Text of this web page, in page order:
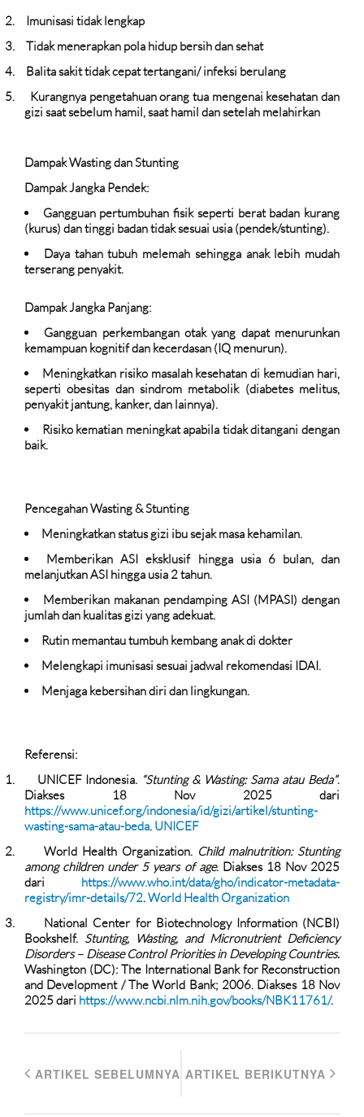
2.
Imunisasi tidak lengkap
3.
Tidak menerapkan pola hidup bersih dan sehat
4.
Balita sakit tidak cepat tertangani/ infeksi berulang
5.
Kurangnya pengetahuan orang tua mengenai kesehatan dan
gizi saat sebelum hamil, saat hamil dan setelah melahirkan
Dampak Wasting dan Stunting
Dampak Jangka Pendek:
Gangguan pertumbuhan fisik seperti berat badan kurang
(kurus) dan tinggi badan tidak sesuai usia (pendek/stunting).
Daya tahan tubuh melemah sehingga anak lebih mudah
terserang penyakit.
Dampak Jangka Panjang:
Gangguan perkembangan otak yang dapat menurunkan
kemampuan kognitif dan kecerdasan (IQ menurun).
Meningkatkan risiko masalah kesehatan di kemudian hari,
seperti obesitas dan sindrom metabolik (diabetes melitus,
penyakit jantung, kanker, dan lainnya).
Risiko kematian meningkat apabila tidak ditangani dengan
baik.
Pencegahan Wasting & Stunting
Meningkatkan status gizi ibu sejak masa kehamilan.
Memberikan ASI eksklusif hingga usia 6 bulan, dan
melanjutkan ASI hingga usia 2 tahun.
Memberikan makanan pendamping ASI (MPASI) dengan
jumlah dan kualitas gizi yang adekuat.
Rutin memantau tumbuh kembang anak di dokter
Melengkapi imunisasi sesuai jadwal rekomendasi IDAI.
Menjaga kebersihan diri dan lingkungan.
Referensi:
1.
UNICEF Indonesia. “Stunting & Wasting: Sama atau Beda”.
Diakses 18 Nov 2025 dari
https://www.unicef.org/indonesia/id/gizi/artikel/stunting-
wasting-sama-atau-beda. UNICEF
2.
World Health Organization. Child malnutrition: Stunting
among children under 5 years of age. Diakses 18 Nov 2025
dari https://www.who.int/data/gho/indicator-metadata-
registry/imr-details/72.World Health Organization
3.
National Center for Biotechnology Information (NCBI)
Bookshelf. Stunting, Wasting, and Micronutrient Deficiency
Disorders – Disease Control Priorities in Developing Countries.
Washington (DC): The International Bank for Reconstruction
and Development / The World Bank; 2006. Diakses 18 Nov
2025 dari https://www.ncbi.nlm.nih.gov/books/NBK11761/.
ARTIKEL SEBELUMNYA ARTIKEL BERIKUTNYA